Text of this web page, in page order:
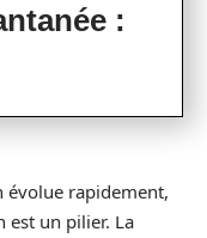
:
évolue rapidement,
est un pilier. La